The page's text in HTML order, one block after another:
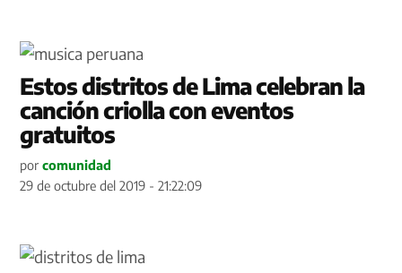
Estos distritos de Lima celebran la
canción criolla con eventos
gratuitos
por comunidad
29 de octubre del 2019 - 21:22:09